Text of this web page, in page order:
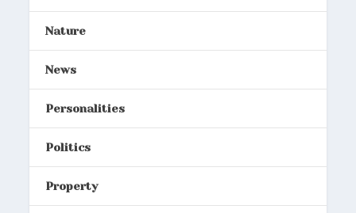
Nature
News
Personalities
Politics
Property